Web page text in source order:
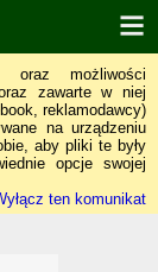
oraz możliwości
zawarte w niej
reklamodawcy)
na urządzeniu
aby pliki te były
opcje swojej
ten komunikat